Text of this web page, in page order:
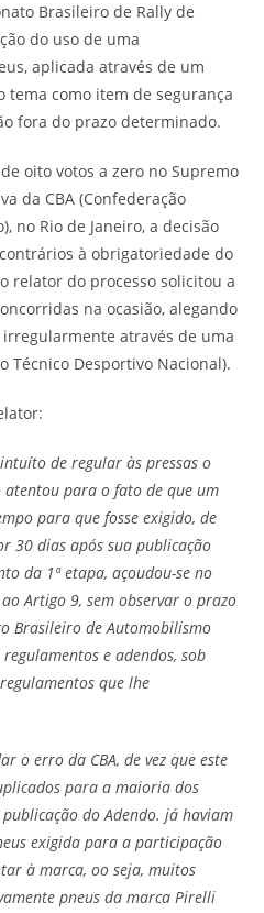
Brasileiro de Rally de
do uso de uma
aplicada através de um
como item de segurança
fora do prazo determinado.
oito votos a zero no Supremo
da CBA (Confederação
no Rio de Janeiro, a decisão
à obrigatoriedade do
relator do processo solicitou a
na ocasião, alegando
através de uma
Técnico Desportivo Nacional).
intuíto de regular às pressas o
atentou para o fato de que um
para que fosse exigido, de
30 dias após sua publicação
da 1ª etapa, açoudou-se no
Artigo 9, sem observar o prazo
Brasileiro de Automobilismo
e adendos, sob
que lhe
o erro da CBA, de vez que este
para a maioria dos
do Adendo. já haviam
exigida para a participação
à marca, oo seja, muitos
pneus da marca Pirelli